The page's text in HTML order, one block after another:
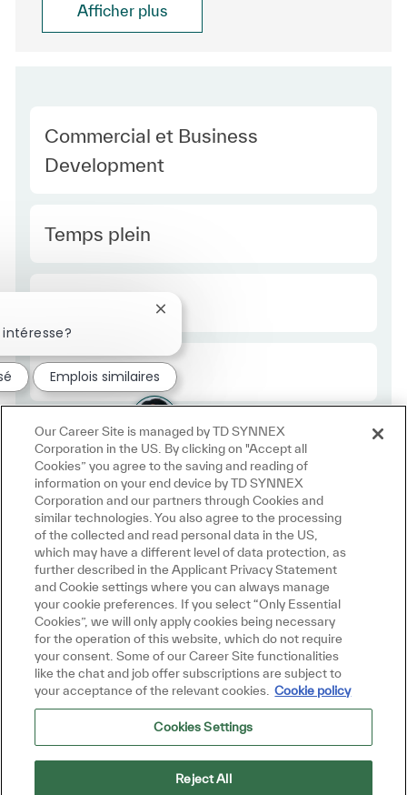
Afficher plus
Category
Commercial et Business
Development
Type Europe
Temps plein
Employee Type Europe
Régulier
Fermer la notification du chatbot
Emplois similaires
Our Career Site is managed by TD SYNNEX
Corporation in the US. By clicking on "Accept all
Cookies” you agree to the saving and reading of
information on your end device by TD SYNNEX
Corporation and our partners through Cookies and
similar technologies. You also agree to the processing
of the collected and read personal data in the US,
which may have a different level of data protection, as
further described in the Applicant Privacy Statement
and Cookie settings where you can always manage
your cookie preferences. If you select “Only Essential
Cookies”, we will only apply cookies being necessary
for the operation of this website, which do not require
your consent. Some of our Career Site functionalities
like the chat and job offer subscriptions are subject to
your acceptance of the relevant cookies. Cookie policy
Cookies Settings
Reject All